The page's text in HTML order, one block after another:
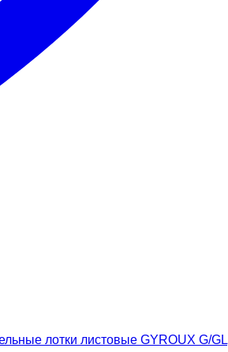
лотки листовые GYROUX G/GL